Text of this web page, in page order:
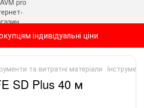
індивідуальні ціни
та витратні матеріали
SD Plus 40 м